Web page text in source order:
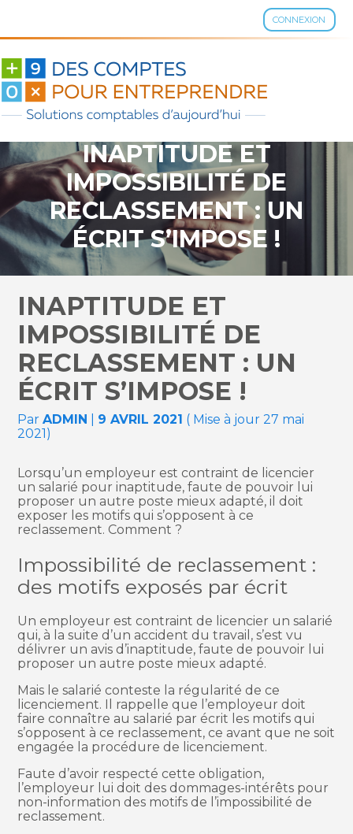
CONNEXION
Aller
contenu
INAPTITUDE ET
IMPOSSIBILITÉ DE
RECLASSEMENT : UN
ÉCRIT S’IMPOSE !
INAPTITUDE ET
IMPOSSIBILITÉ DE
RECLASSEMENT : UN
ÉCRIT S’IMPOSE !
ParADMIN 9 AVRIL 2021 ( Mise à jour 27 mai
2021)
Lorsqu’un employeur est contraint de licencier
un salarié pour inaptitude, faute de pouvoir lui
proposer un autre poste mieux adapté, il doit
exposer les motifs qui s’opposent à ce
reclassement. Comment ?
Impossibilité de reclassement :
des motifs exposés par écrit
Un employeur est contraint de licencier un salarié
qui, à la suite d’un accident du travail, s’est vu
délivrer un avis d’inaptitude, faute de pouvoir lui
proposer un autre poste mieux adapté.
Mais le salarié conteste la régularité de ce
licenciement. Il rappelle que l’employeur doit
faire connaître au salarié par écrit les motifs qui
s’opposent à ce reclassement, ce avant que ne soit
engagée la procédure de licenciement.
Faute d’avoir respecté cette obligation,
l’employeur lui doit des dommages-intérêts pour
non-information des motifs de l’impossibilité de
reclassement.